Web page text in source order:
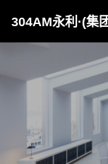
304AM永利·(集